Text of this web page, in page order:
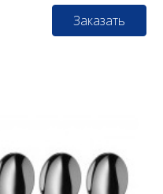
Заказать